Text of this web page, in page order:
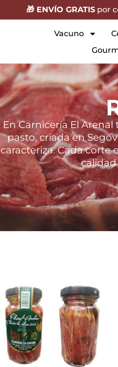
🎁 ENVÍO GRATIS por
Vacuno
En Carnicería El
pasto, criada en
caracteriza. Cada corte
calidad